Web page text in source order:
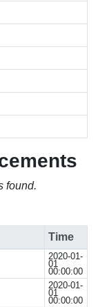
found.
Time
2020-01-
01
00:00:00
2020-01-
01
00:00:00